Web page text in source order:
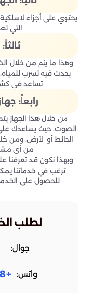
يحتوي على أجزاء
التي
وهذا ما يتم من خلال
يحدث فيه تسرب
تساعد في
رابعاً:
من خلال هذا الجهاز
الصوت، حيث يساعدك
الحائط أو الأرض، ومن
من أي
وبهذا نكون قد تعرفنا
ترغب في خدماتنا
للحصول على
لطلب
جوال:
واتس: +9665510302968